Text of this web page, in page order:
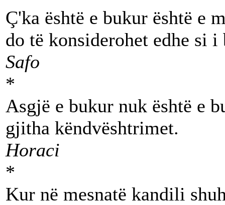
Ç'ka është e bukur është e
do të konsiderohet edhe si i
Safo
*
Asgjë e bukur nuk është e
gjitha këndvështrimet.
Horaci
*
Kur në mesnatë kandili